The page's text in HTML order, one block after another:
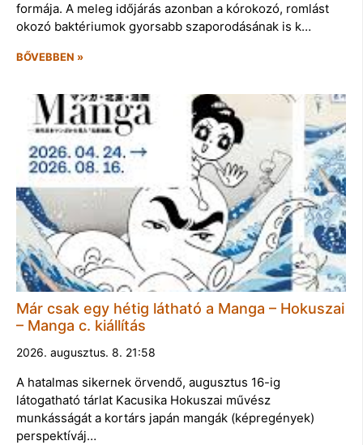
formája. A meleg időjárás azonban a kórokozó, romlást
okozó baktériumok gyorsabb szaporodásának is k…
BŐVEBBEN »
Már csak egy hétig látható a Manga – Hokuszai
– Manga c. kiállítás
2026. augusztus. 8. 21:58
A hatalmas sikernek örvendő, augusztus 16-ig
látogatható tárlat Kacusika Hokuszai művész
munkásságát a kortárs japán mangák (képregények)
perspektíváj…